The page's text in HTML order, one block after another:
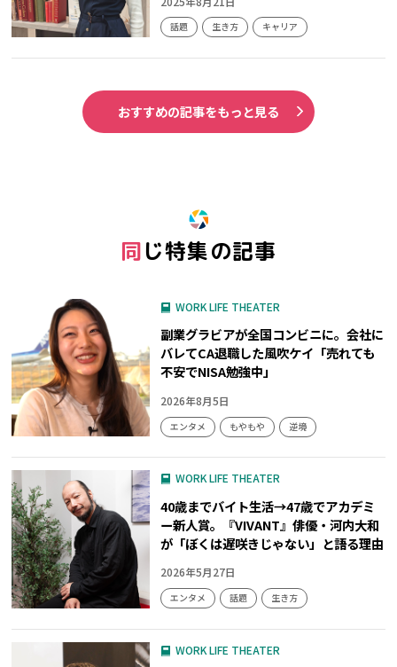
話題 生き方 キャリア
おすすめの記事をもっと見る
同じ特集の記事
WORK LIFE THEATER
副業グラビアが全国コンビニに。会社に
バレてCA退職した風吹ケイ「売れても
不安でNISA勉強中」
2026年8月5日
エンタメ もやもや 逆境
WORK LIFE THEATER
40歳までバイト生活→47歳でアカデミ
ー新人賞。『VIVANT』俳優・河内大和
が「ぼくは遅咲きじゃない」と語る理由
2026年5月27日
エンタメ 話題 生き方
WORK LIFE THEATER